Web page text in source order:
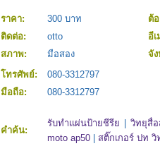
ราคา: 300 บาท ต้
ติดต่อ:
otto
อี
สภาพ:
มือสอง จั
โทรศัพย์:
080-3312797
มือถือ:
080-3312797
คำค้น:
รับทำแผ่นป้ายชีรีย วิทยุสื่อ
moto ap50
สติ๊กเกอร์ ปท วิ